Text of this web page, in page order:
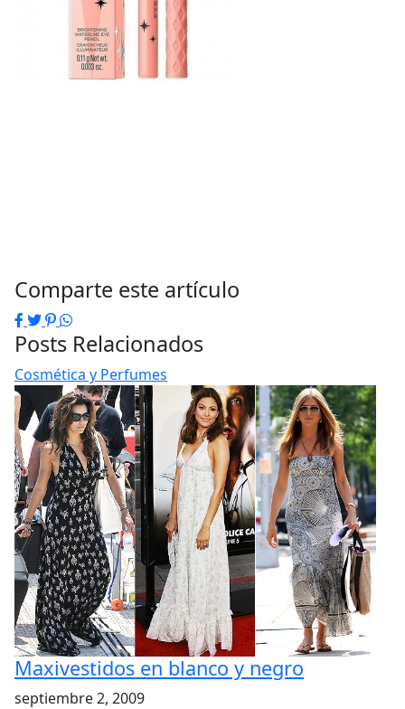
Comparte este artículo
Facebook
Twitter
Pinterest
WhatsApp
Posts Relacionados
Cosmética y Perfumes
Maxivestidos en blanco y negro
septiembre 2, 2009